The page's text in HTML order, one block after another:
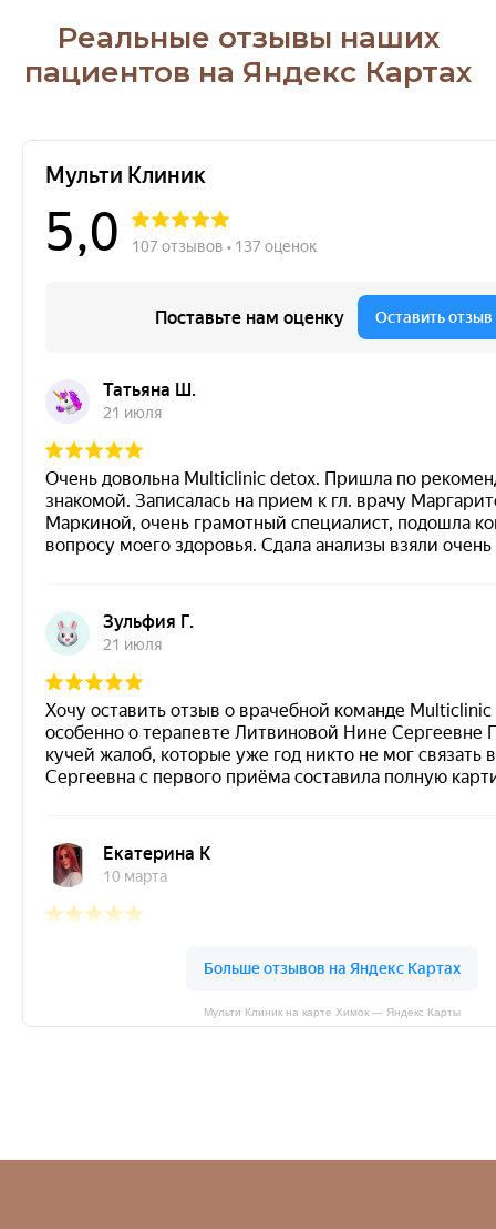
Реальные отзывы наших
пациентов на Яндекс Картах
Мульти Клиник на карте Химок — Яндекс Карты